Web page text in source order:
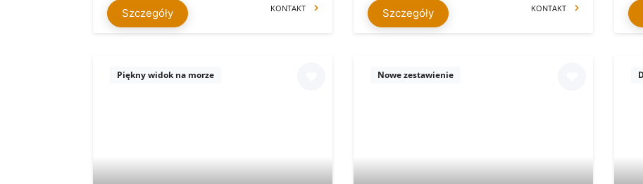
Szczegóły KONTAKT Szczegóły KONTAKT
Piękny widok na morze Nowe zestawienie